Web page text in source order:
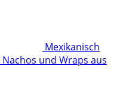
Mexikanisch
und Wraps aus